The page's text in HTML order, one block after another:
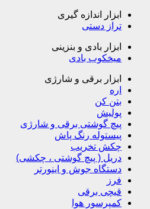
ابزار اندازه گیری
تراز دستی
ابزار بادی و بنزینی
میخکوب بادی
ابزار برقی و شارژی
اره
بتن کن
پولیش
پیچ گوشتی برقی و شارژی
پیستوله رنگ پاش
چکش تخریب
دریل ( پیچ گوشتی ، چکشی)
دستگاه جوش و اینورتر
فرز
قیچی برقی
کمپرسور هوا